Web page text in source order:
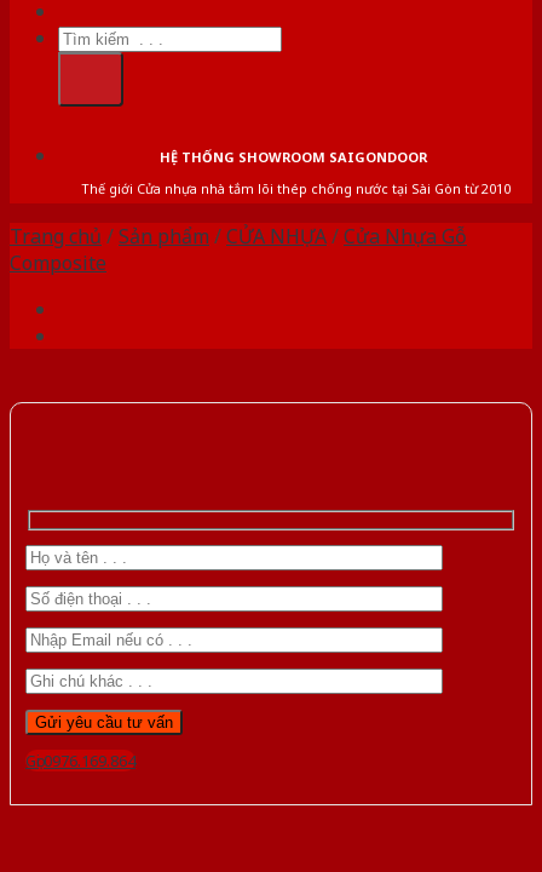
Tìm
kiếm:
HỆ THỐNG SHOWROOM SAIGONDOOR
Thế giới Cửa nhựa nhà tắm lõi thép chống nước tại Sài Gòn từ 2010
Trang chủ /Sản phẩm /CỬA NHỰA/Cửa Nhựa Gỗ
Composite
Gọi 0976.169.864